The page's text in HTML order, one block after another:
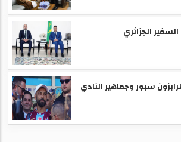
الجزائري
سبور وجماهير النادي